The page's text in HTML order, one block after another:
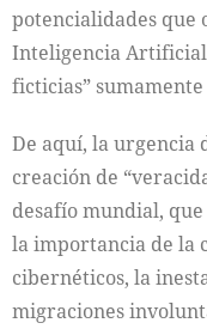
potencialidades que
Inteligencia
ficticias”
De aquí, la urgencia
creación de
desafío mundial,
la importancia de la
cibernéticos, la
migraciones